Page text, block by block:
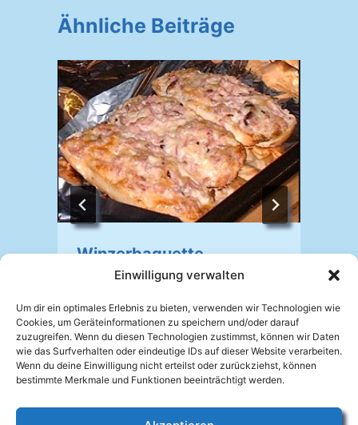
Einwilligung verwalten
Um dir ein optimales Erlebnis zu bieten, verwenden wir Technologien wie
Cookies, um Geräteinformationen zu speichern und/oder darauf
zuzugreifen. Wenn du diesen Technologien zustimmst, können wir Daten
wie das Surfverhalten oder eindeutige IDs auf dieser Website verarbeiten.
Wenn du deine Einwilligung nicht erteilst oder zurückziehst, können
bestimmte Merkmale und Funktionen beeinträchtigt werden.
Ähnliche Beiträge
Winzerbaguette
Johannes Mellein 02.10.2025